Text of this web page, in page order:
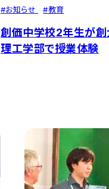
#お知らせ #教育
創価中学校2年生が
理工学部で授業体験